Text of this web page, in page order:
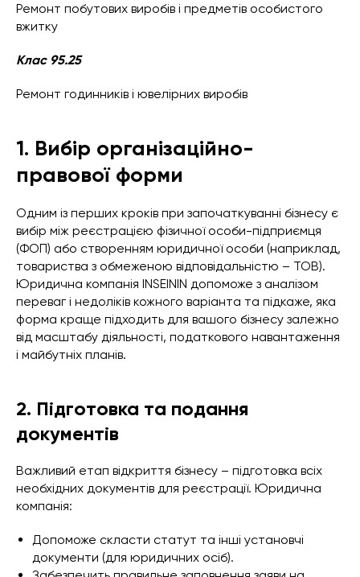
Ремонт побутових виробів і предметів особистого
вжитку
Клас 95.25
Ремонт годинників і ювелірних виробів
1. Вибір організаційно-
правової форми
Одним із перших кроків при започаткуванні бізнесу є
вибір між реєстрацією фізичної особи-підприємця
(ФОП) або створенням юридичної особи (наприклад,
товариства з обмеженою відповідальністю – ТОВ).
Юридична компанія INSEININ допоможе з аналізом
переваг і недоліків кожного варіанта та підкаже, яка
форма краще підходить для вашого бізнесу залежно
від масштабу діяльності, податкового навантаження
і майбутніх планів.
2. Підготовка та подання
документів
Важливий етап відкриття бізнесу – підготовка всіх
необхідних документів для реєстрації. Юридична
компанія:
Допоможе скласти статут та інші установчі
документи (для юридичних осіб).